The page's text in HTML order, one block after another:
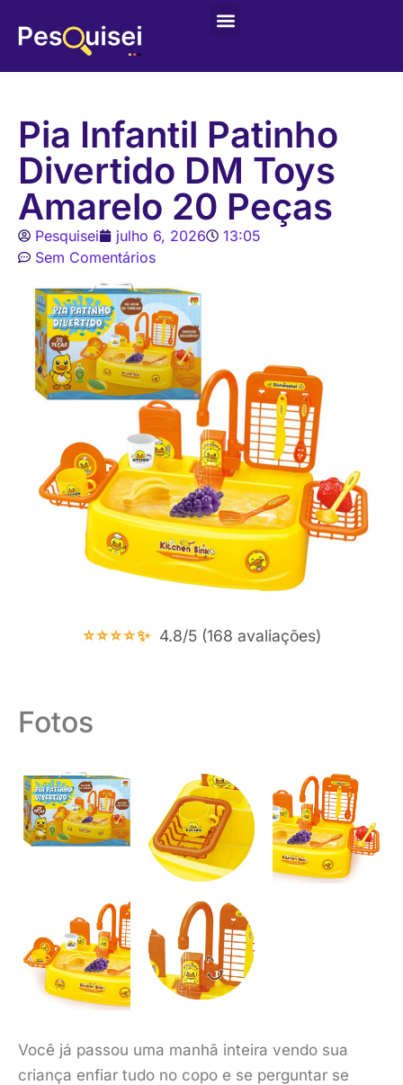
Pia Infantil Patinho
Divertido DM Toys
Amarelo 20 Peças
Pesquisei julho 6, 2026
13:05
Sem Comentários
⭐⭐⭐⭐✨ 4.8/5 (168 avaliações)
Fotos
Você já passou uma manhã inteira vendo sua
criança enfiar tudo no copo e se perguntar se